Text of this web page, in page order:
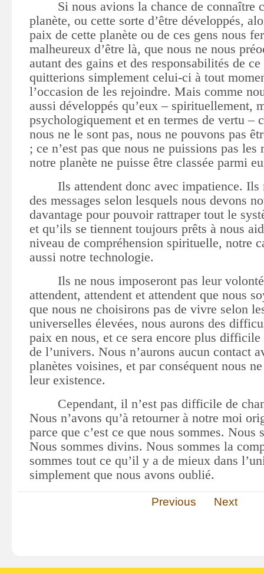
Si nous avions la chance de connaître
planète, ou cette sorte d’être développés,
paix de cette planète ou de ces gens nous
malheureux d’être là, que nous ne nous
autant des gains et des responsabilités de
quitterions simplement celui-ci à tout
l’occasion de les rejoindre. Mais comme
aussi développés qu’eux – spirituellement,
psychologiquement et en termes de vertu –
nous ne le sont pas, nous ne pouvons pas
; ce n’est pas que nous ne puissions pas
notre planète ne puisse être classée parmi
Ils attendent donc avec impatience. Ils
des messages selon lesquels nous devons
davantage pour pouvoir rattraper tout le
et qu’ils se tiennent toujours prêts à nous
niveau de compréhension spirituelle, notre
aussi notre technologie.
Ils ne nous imposeront pas leur
attendent, attendent et attendent que nous
que nous ne choisirons pas de vivre selon
universelles élevées, nous aurons des
paix en nous, et ce sera encore plus difficile
de l’univers. Nous n’aurons aucun contact
planètes voisines, et par conséquent nous
leur existence.
Cependant, il n’est pas difficile de
Nous n’avons qu’à retourner à notre moi
parce que c’est ce que nous sommes. Nous
Nous sommes divins. Nous sommes la
sommes tout ce qu’il y a de mieux dans
simplement que nous avons oublié.
Previous Next